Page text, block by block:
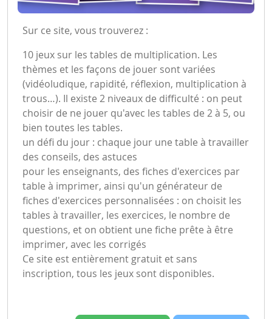
Sur ce site, vous trouverez :
10 jeux sur les tables de multiplication. Les
thèmes et les façons de jouer sont variées
(vidéoludique, rapidité, réflexion, multiplication à
trous…). Il existe 2 niveaux de difficulté : on peut
choisir de ne jouer qu'avec les tables de 2 à 5, ou
bien toutes les tables.
un défi du jour : chaque jour une table à travailler
des conseils, des astuces
pour les enseignants, des fiches d'exercices par
table à imprimer, ainsi qu'un générateur de
fiches d'exercices personnalisées : on choisit les
tables à travailler, les exercices, le nombre de
questions, et on obtient une fiche prête à être
imprimer, avec les corrigés
Ce site est entièrement gratuit et sans
inscription, tous les jeux sont disponibles.